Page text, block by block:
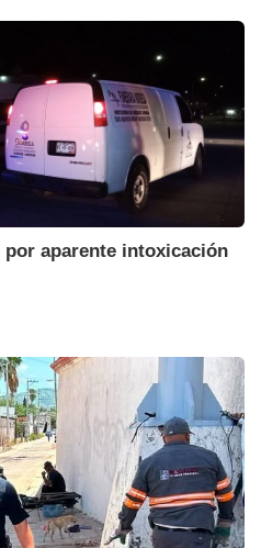
por aparente intoxicación